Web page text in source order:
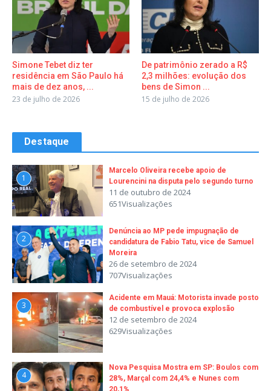
Simone Tebet diz ter
residência em São Paulo há
mais de dez anos, ...
23 de julho de 2026
De patrimônio zerado a R$
2,3 milhões: evolução dos
bens de Simon ...
15 de julho de 2026
Destaque
1
Marcelo Oliveira recebe apoio de
Lourencini na disputa pelo segundo turno
11 de outubro de 2024
651Visualizações
2
Denúncia ao MP pede impugnação de
candidatura de Fabio Tatu, vice de Samuel
Moreira
26 de setembro de 2024
707Visualizações
3
Acidente em Mauá: Motorista invade posto
de combustível e provoca explosão
12 de setembro de 2024
629Visualizações
4
Nova Pesquisa Mostra em SP: Boulos com
28%, Marçal com 24,4% e Nunes com
20,1%